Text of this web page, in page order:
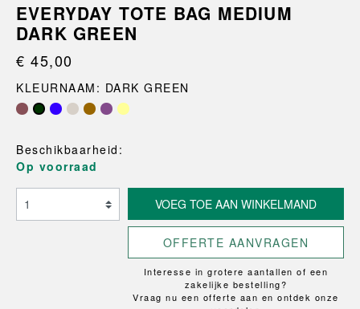
EVERYDAY TOTE BAG MEDIUM
DARK GREEN
€ 45,00
KLEURNAAM: DARK GREEN
Beschikbaarheid:
Op voorraad
VOEG TOE AAN WINKELMAND
OFFERTE AANVRAGEN
Interesse in grotere aantallen of een
zakelijke bestelling?
Vraag nu een offerte aan en ontdek onze